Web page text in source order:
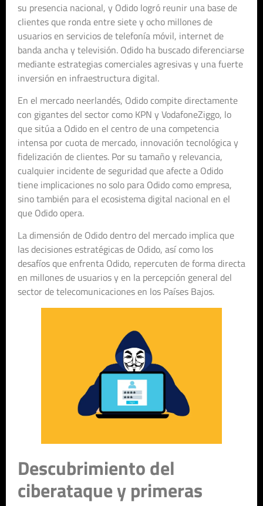
su presencia nacional, y Odido logró reunir una base de
clientes que ronda entre siete y ocho millones de
usuarios en servicios de telefonía móvil, internet de
banda ancha y televisión. Odido ha buscado diferenciarse
mediante estrategias comerciales agresivas y una fuerte
inversión en infraestructura digital.
En el mercado neerlandés, Odido compite directamente
con gigantes del sector como KPN y VodafoneZiggo, lo
que sitúa a Odido en el centro de una competencia
intensa por cuota de mercado, innovación tecnológica y
fidelización de clientes. Por su tamaño y relevancia,
cualquier incidente de seguridad que afecte a Odido
tiene implicaciones no solo para Odido como empresa,
sino también para el ecosistema digital nacional en el
que Odido opera.
La dimensión de Odido dentro del mercado implica que
las decisiones estratégicas de Odido, así como los
desafíos que enfrenta Odido, repercuten de forma directa
en millones de usuarios y en la percepción general del
sector de telecomunicaciones en los Países Bajos.
Descubrimiento del
ciberataque y primeras